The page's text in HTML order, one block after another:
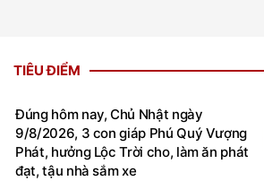
TIÊU ĐIỂM
Đúng hôm nay, Chủ Nhật ngày
9/8/2026, 3 con giáp Phú Quý Vượng
Phát, hưởng Lộc Trời cho, làm ăn phát
đạt, tậu nhà sắm xe